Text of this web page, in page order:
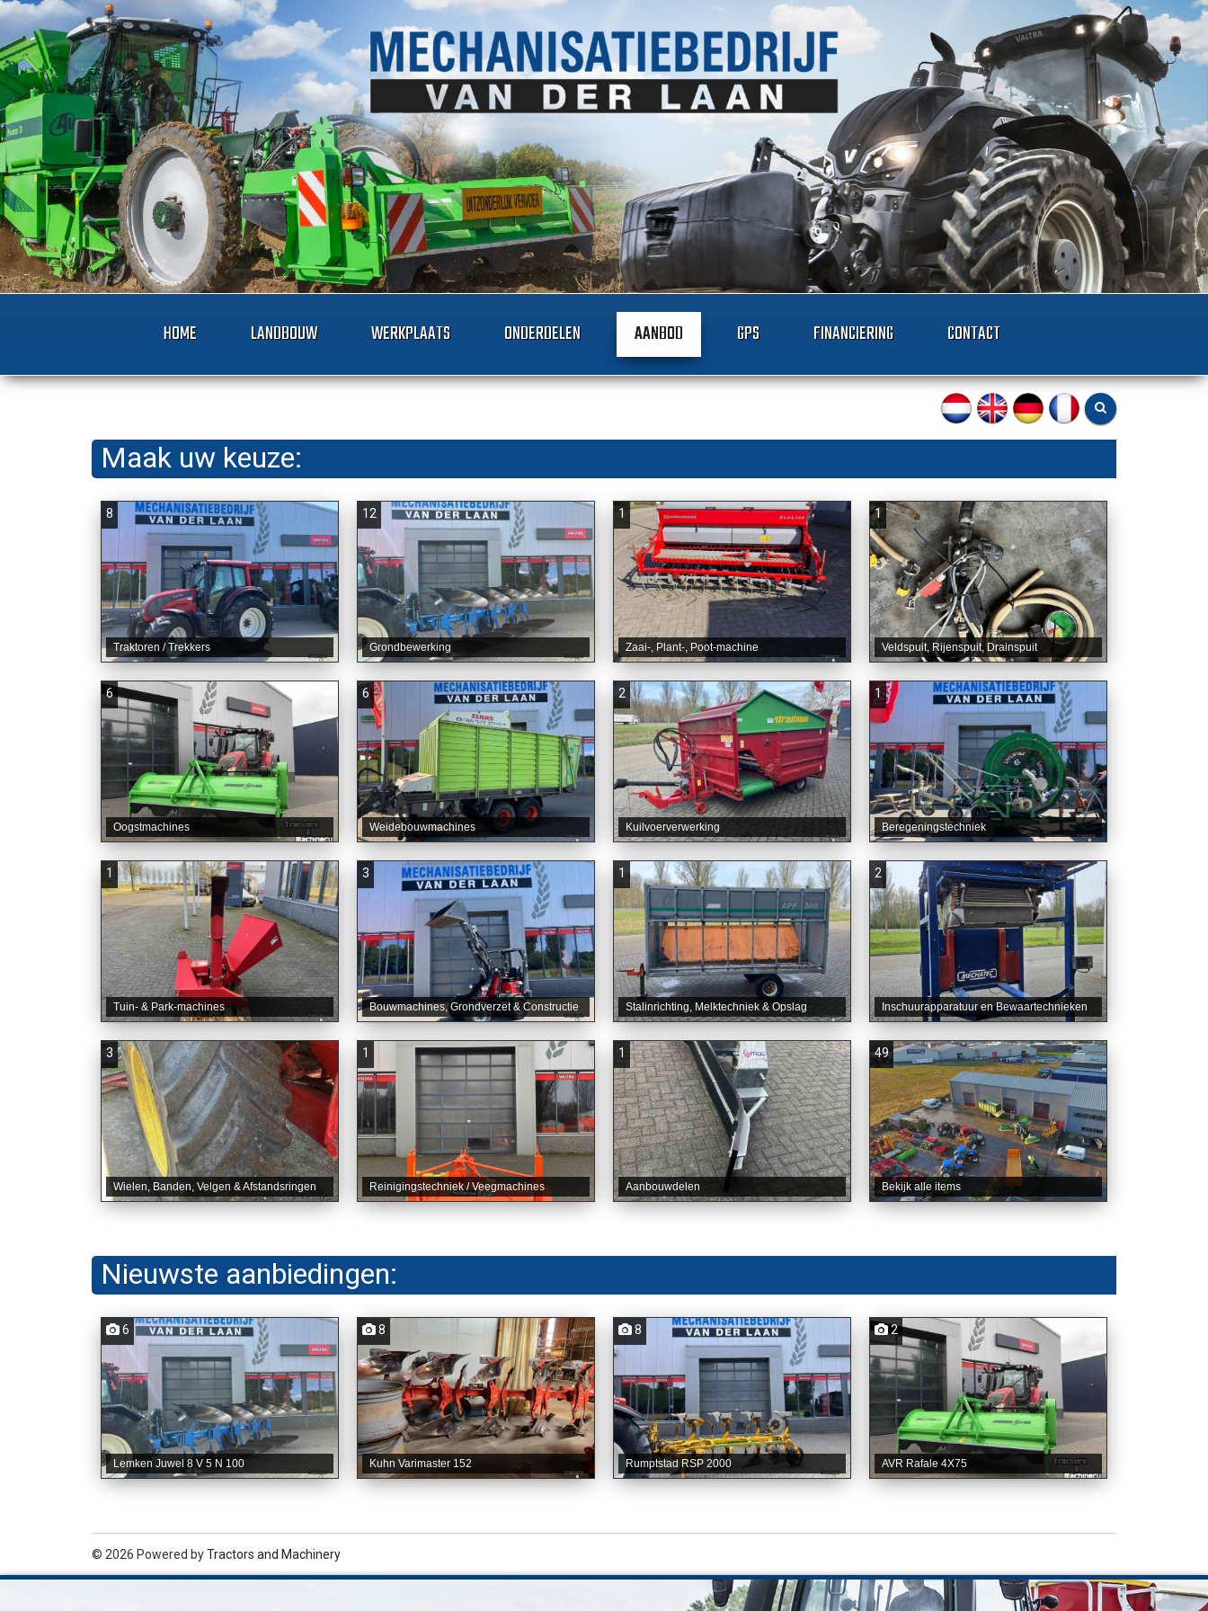
HOME LANDBOUW WERKPLAATS ONDERDELEN AANBOD GPS FINANCIERING CONTACT
Maak uw keuze:
8
Traktoren / Trekkers
12
Grondbewerking
1
Zaai-, Plant-, Poot-machine
1
Veldspuit, Rijenspuit, Drainspuit
6
Oogstmachines
6
Weidebouwmachines
2
Kuilvoerverwerking
1
Beregeningstechniek
1
Tuin- & Park-machines
3
Bouwmachines, Grondverzet & Constructie
1
Stalinrichting, Melktechniek & Opslag
2
Inschuurapparatuur en Bewaartechnieken
3
Wielen, Banden, Velgen & Afstandsringen
1
Reinigingstechniek / Veegmachines
1
Aanbouwdelen
49
Bekijk alle items
Nieuwste aanbiedingen:
6
Lemken Juwel 8 V 5 N 100
8
Kuhn Varimaster 152
8
Rumptstad RSP 2000
2
AVR Rafale 4X75
© 2026 Powered byTractors and Machinery